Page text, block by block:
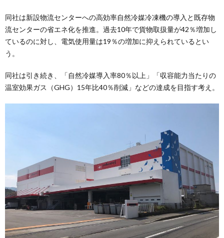
同社は新設物流センターへの高効率自然冷媒冷凍機の導入と既存物
流センターの省エネ化を推進。過去10年で貨物取扱量が42％増加し
ているのに対し、電気使用量は19％の増加に抑えられているとい
う。
同社は引き続き、「自然冷媒導入率80％以上」「収容能力当たりの
温室効果ガス（GHG）15年比40％削減」などの達成を目指す考え。